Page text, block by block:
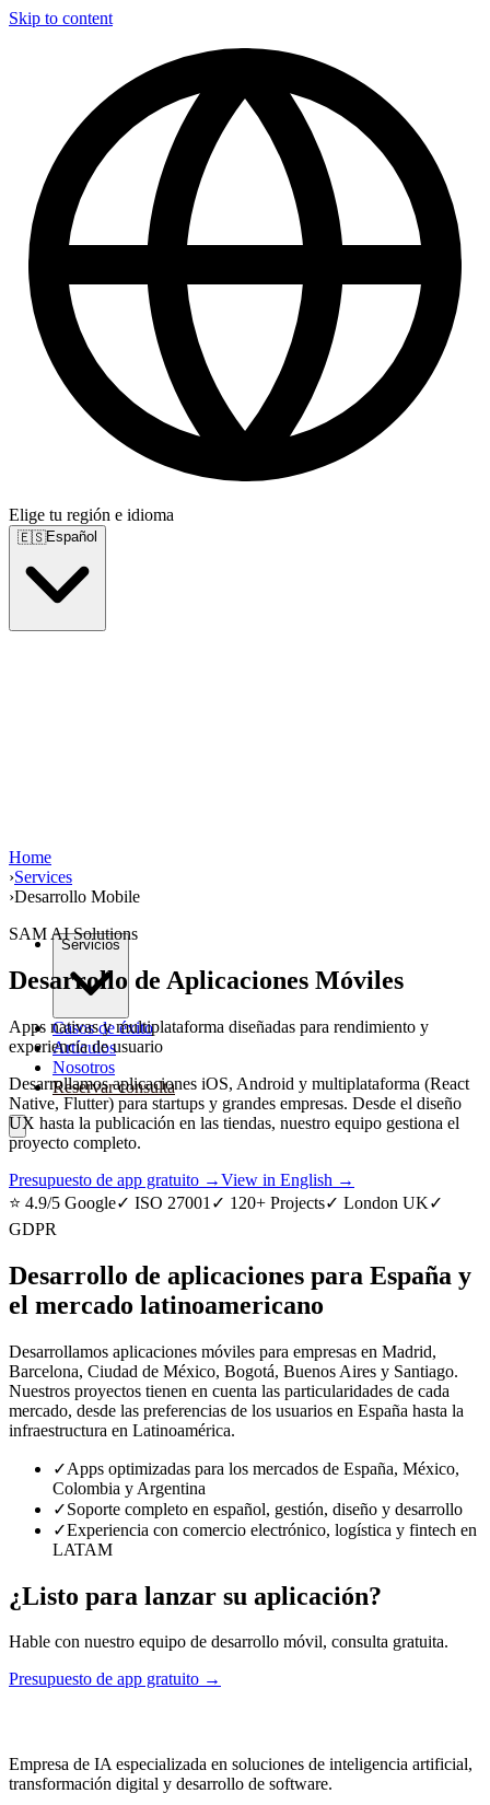
Skip to content
Elige tu región e idioma
🇪🇸Español
Servicios
Casos de éxito
Artículos
Nosotros
Reservar consulta
Home
›Services
›Desarrollo Mobile
SAM AI Solutions
Desarrollo de Aplicaciones Móviles
Apps nativas y multiplataforma diseñadas para rendimiento y
experiencia de usuario
Desarrollamos aplicaciones iOS, Android y multiplataforma (React
Native, Flutter) para startups y grandes empresas. Desde el diseño
UX hasta la publicación en las tiendas, nuestro equipo gestiona el
proyecto completo.
Presupuesto de app gratuito →View in English →
⭐ 4.9/5 Google✓ ISO 27001 ✓ 120+ Projects✓ London UK✓
GDPR
Desarrollo de aplicaciones para España y
el mercado latinoamericano
Desarrollamos aplicaciones móviles para empresas en Madrid,
Barcelona, Ciudad de México, Bogotá, Buenos Aires y Santiago.
Nuestros proyectos tienen en cuenta las particularidades de cada
mercado, desde las preferencias de los usuarios en España hasta la
infraestructura en Latinoamérica.
✓Apps optimizadas para los mercados de España, México,
Colombia y Argentina
✓Soporte completo en español, gestión, diseño y desarrollo
✓Experiencia con comercio electrónico, logística y fintech en
LATAM
¿Listo para lanzar su aplicación?
Hable con nuestro equipo de desarrollo móvil, consulta gratuita.
Presupuesto de app gratuito →
Empresa de IA especializada en soluciones de inteligencia artificial,
transformación digital y desarrollo de software.